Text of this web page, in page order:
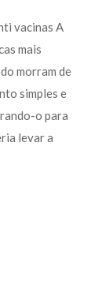
vacinas A
mais
morram de
simples e
o para
levar a